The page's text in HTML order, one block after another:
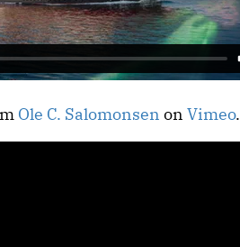
Ole C. Salomonsen on Vimeo.